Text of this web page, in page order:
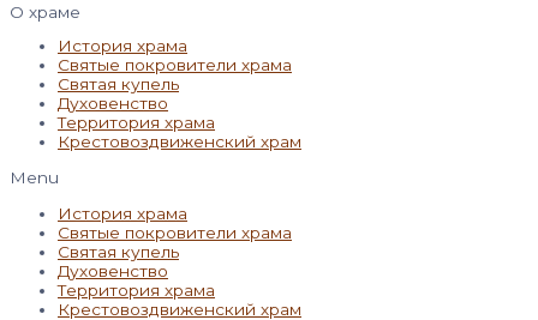
О храме
История храма
Святые покровители храма
Святая купель
Духовенство
Территория храма
Крестовоздвиженский храм
Menu
История храма
Святые покровители храма
Святая купель
Духовенство
Территория храма
Крестовоздвиженский храм